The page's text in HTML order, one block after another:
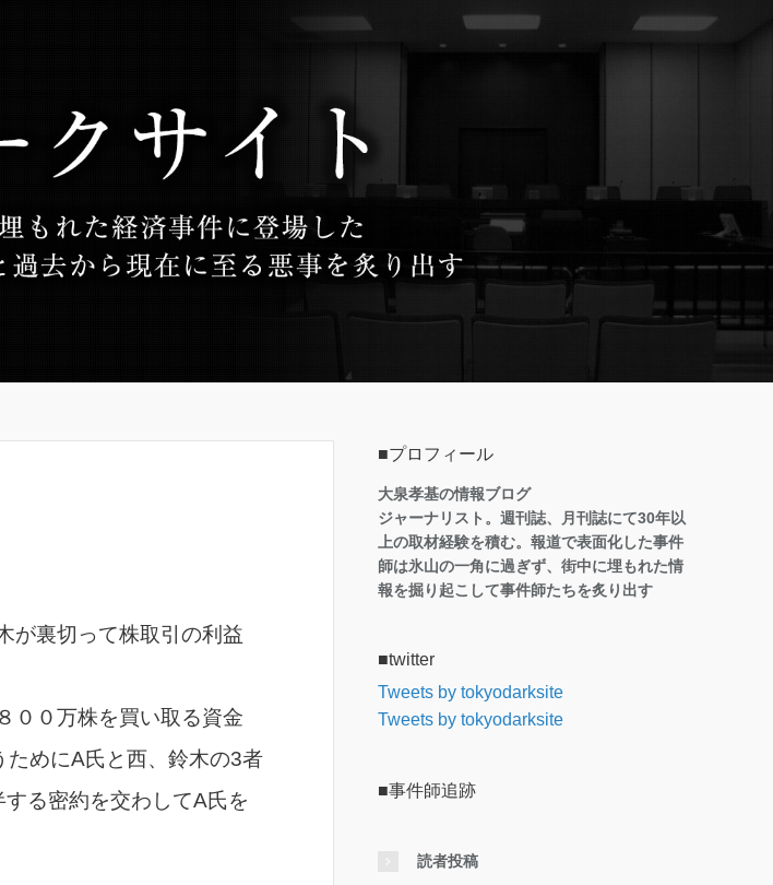
が裏切って株取引の利益
００万株を買い取る資金
ためにA氏と西、鈴木の3者
る密約を交わしてA氏を
■プロフィール
大泉孝基の情報ブログ
ジャーナリスト。週刊誌、月刊誌にて30年以
上の取材経験を積む。報道で表面化した事件
師は氷山の一角に過ぎず、街中に埋もれた情
報を掘り起こして事件師たちを炙り出す
■twitter
Tweets by tokyodarksite
Tweets by tokyodarksite
■事件師追跡
読者投稿